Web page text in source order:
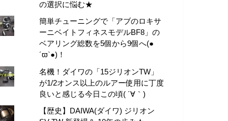
の選択に悩む★
簡単チューニングで「アブのロキサ
ーニベイトフィネスモデルBF8」の
ベアリング総数を5個から9個へ(●
´ϖ`●)！
名機！ダイワの「15ジリオンTW」
が1/2オンス以上のルアー使用に丁度
良いと感じる今日この頃( ´∀｀)
【歴史】DAIWA(ダイワ) ジリオン